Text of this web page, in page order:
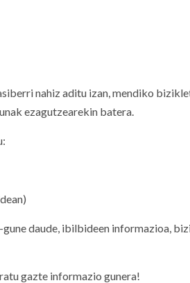
nahiz aditu izan, mendiko
ezagutzearekin batera.
daude, ibilbideen informazioa,
gazte informazio gunera!